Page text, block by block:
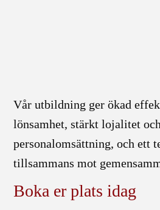
Vår utbildning ger ökad
lönsamhet, stärkt lojalitet
personalomsättning, och ett
tillsammans mot
Boka er plats idag